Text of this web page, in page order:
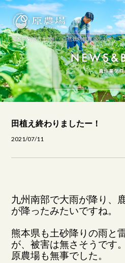
原農場
熊本県菊池市七城町・自然栽培無農薬のお米
田植え終わりましたー！
2021/07/11
九州南部で大雨が降り、
が降ったみたいですね。
熊本県も土砂降りの雨と
が、被害は無さそうです。
原農場も無事でした。